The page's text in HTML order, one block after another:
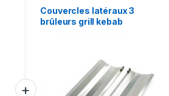
Couvercles latéraux 3
brûleurs grill kebab